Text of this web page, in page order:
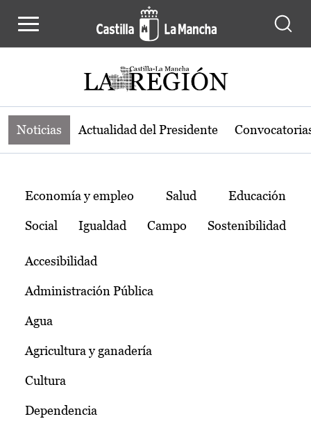
Noticias de la región de Castilla-La
Noticias Actualidad del Presidente
Temas
Economía y empleo Salud Educación
Social Igualdad Campo Sostenibilidad
Accesibilidad
Administración Pública
Agua
Agricultura y ganadería
Cultura
Dependencia